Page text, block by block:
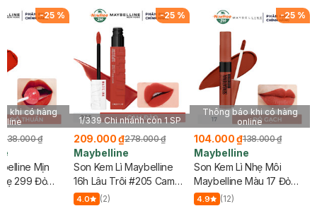
-25 %
khi có hàng
238.000 ₫
Mịn
299 Đỏ
-25 %
1/339 Chi nhánh còn 1 SP
209.000 ₫278.000 ₫
Maybelline
Son Kem Lì Maybelline
16h Lâu Trôi #205 Cam
Đào 5ml
4.0
(2)
-25 %
Thông báo khi có hàng
online
104.000 ₫138.000 ₫
Maybelline
Son Kem Lì Nhẹ Môi
Maybelline Màu 17 Đỏ
Gạch 7ml
4.9 (12)